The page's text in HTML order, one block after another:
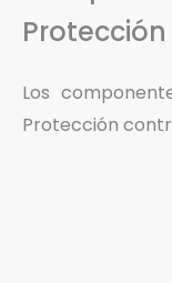
Los
Protección